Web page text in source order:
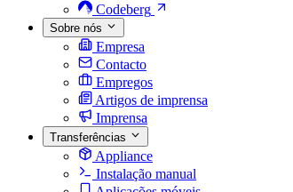
Codeberg
Sobre nós
Empresa
Contacto
Empregos
Artigos de imprensa
Imprensa
Transferências
Appliance
Instalação manual